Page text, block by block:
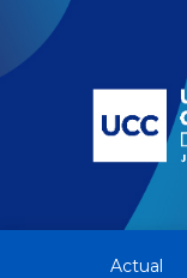
Actual